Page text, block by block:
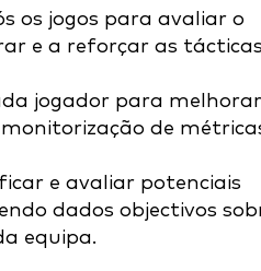
os jogos para avaliar o
e a reforçar as tácticas
jogador para melhorar
de
e avaliar potenciais
dados objectivos
equipa.